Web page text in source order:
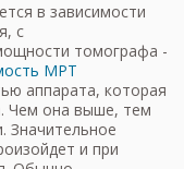
в зависимости
с
томографа -
МРТ
аппарата, которая
Чем она выше, тем
Значительное
и при